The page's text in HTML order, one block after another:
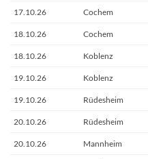
17.10.26 Cochem
18.10.26 Cochem
18.10.26 Koblenz
19.10.26 Koblenz
19.10.26 Rüdesheim
20.10.26 Rüdesheim
20.10.26 Mannheim